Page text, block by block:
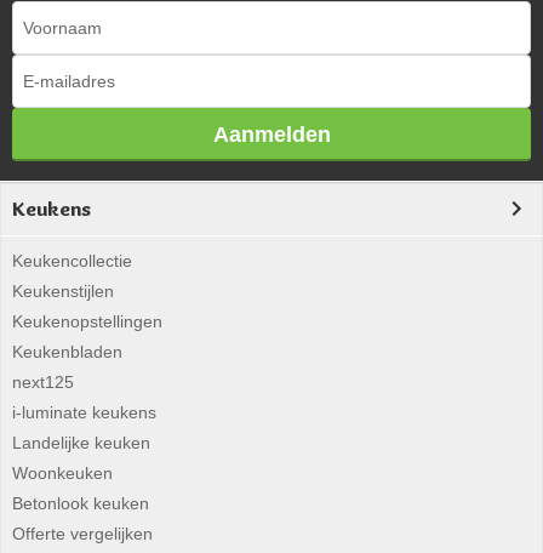
Aanmelden
Keukens
Keukencollectie
Keukenstijlen
Keukenopstellingen
Keukenbladen
next125
i-luminate keukens
Landelijke keuken
Woonkeuken
Betonlook keuken
Offerte vergelijken